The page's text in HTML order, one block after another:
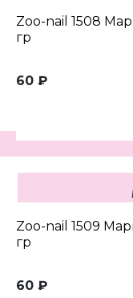
Zoo-nail 1508
гр
60 ₽
Zoo-nail 1509
гр
60 ₽